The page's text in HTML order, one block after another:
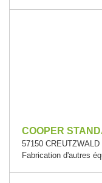
COOPER
57150
Fabrication d'autres